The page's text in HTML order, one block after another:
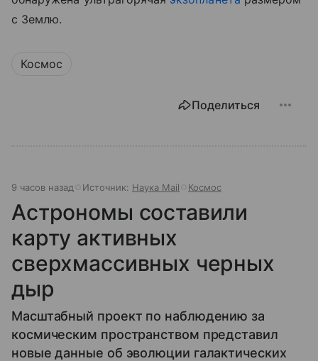
с Землю.
Космос
Поделиться
9 часов назад Источник: Наука Mail Космос
Астрономы составили
карту активных
сверхмассивных черных
дыр
Масштабный проект по наблюдению за
космическим пространством представил
новые данные об эволюции галактических